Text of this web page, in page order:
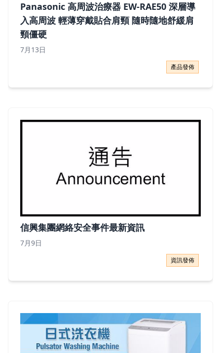
Panasonic 高周波治療器 EW-RAE50 深層導
入高周波 輕薄穿戴貼合肩頸 隨時隨地舒緩肩
頸僵硬
7月13日
Panasonic 高周波治療器 EW-RAE50 深層導入高周波
產品發佈
信興集團網絡安全事件最新資訊
7月9日
資訊發佈